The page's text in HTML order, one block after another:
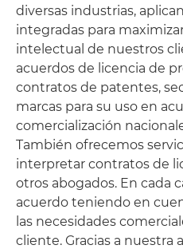
diversas industrias,
integradas para
intelectual de nuestros
acuerdos de licencia de
contratos de patentes,
marcas para su uso en
comercialización
También ofrecemos
interpretar contratos de
otros abogados. En cada
acuerdo teniendo en
las necesidades
cliente. Gracias a nuestra